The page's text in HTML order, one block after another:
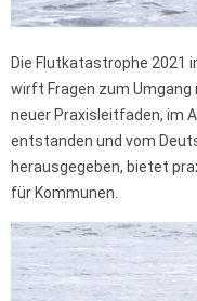
Die Flutkatastrophe 2021
wirft Fragen zum
neuer Praxisleitfaden, im
entstanden und vom
herausgegeben, bietet
für Kommunen.